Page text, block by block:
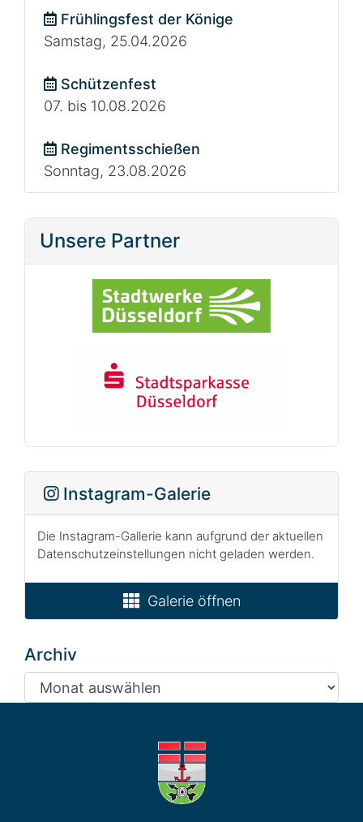
Frühlingsfest der Könige
Samstag, 25.04.2026
Schützenfest
07. bis 10.08.2026
Regimentsschießen
Sonntag, 23.08.2026
Unsere Partner
Instagram-Galerie
Die Instagram-Gallerie kann aufgrund der aktuellen
Datenschutzeinstellungen nicht geladen werden.
Galerie öffnen
Archiv
Archiv